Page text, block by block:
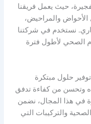
حيث يعمل فريقنا
والمراحيض،
نستخدم في شركتنا
الصحي لأطول فترة
حلول مبتكرة
وتحسن من كفاءة تدفق
في هذا المجال، نضمن
والتركيبات التي